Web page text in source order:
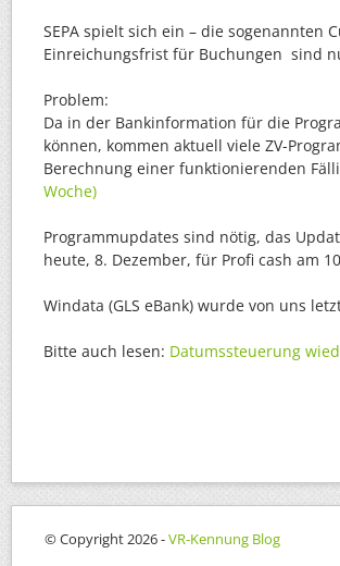
SEPA spielt sich ein – die sogenannten
Einreichungsfrist für Buchungen sind
Problem:
Da in der Bankinformation für die
können, kommen aktuell viele ZV-
Berechnung einer funktionierenden
Woche)
Programmupdates sind nötig, das
heute, 8. Dezember, für Profi cash am
Windata (GLS eBank) wurde von uns
Bitte auch lesen: Datumssteuerung
© Copyright 2026 -VR-Kennung Blog